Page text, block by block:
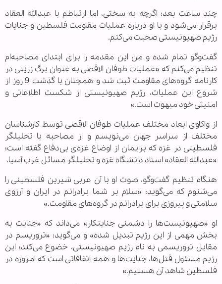
چند ساعت بعد؛ اگرچه به سختی، اما ارتباطم با عبدالله العقاد
برقرار می‌شود و با او درباره عملیات مقاومت فلسطین و جنایات
رژیم صهیونیستی صحبت می‌کنم.
گفت‌وگو تمام شده و من این مقدمه را برای ابتدای مصاحبه‌ام
تنظیم می‌کنم که «عملیات طوفان الاقصی به عنوان برگ زرینی در
کارنامه گروه‌های مقاومت ثبت شد و همچنان با گذشت 9 روز از
شروع این عملیات، رژیم صهیونیستی از شکست اطلاعاتی و
امنیتی خود مبهوت است.»
از واکاوی ابعاد مختلف عملیات طوفان الاقصی توسط کارشناسان
مختلف از سراسر جهان می‌نویسم و از مصاحبه با تحلیلگر
فلسطینی در غزه که برایمان از اوضاع غزه‌ی بی‌دفاع گفته است؛
«عبدالله العقاد» استاد دانشگاه غزه و تحلیلگر مسائل غرب آسیا.
هنگام تنظیم گفت‌وگو، صوت او با آن عربی شیرین فلسطینی را
می‌شنوم که می‌گوید: «سلام بر شما برادرانم در ایران و آرزوی
سلامتی و پیروزی برای برادرانم در گروه‌های مقاومت.»
او «صهیونیست‌ها را دشمنی جنایتکار» می‌داند که «جنایت به
بخش مهمی از این رژیم تبدیل شده» و می‌گوید: «تروریسم در
مقابل تروریسمی به نام رژیم صهیونیستی، خضوع می‌کند؛ این
رژیم مسئول قتل‌ها، جنایت‌ها و همه اتفاقاتی است که امروزه در
فلسطین شاهد آن هستیم.»